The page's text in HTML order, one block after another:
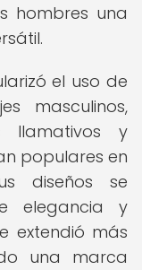
hombres una
el uso de
masculinos,
llamativos y
populares en
diseños se
elegancia y
extendió más
una marca